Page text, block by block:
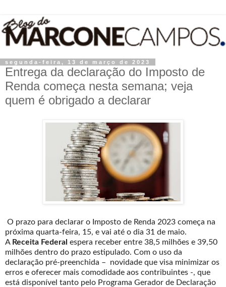
segunda-feira, 13 de março de 2023
Entrega da declaração do Imposto de
Renda começa nesta semana; veja
quem é obrigado a declarar
O prazo para declarar o Imposto de Renda 2023 começa na
próxima quarta-feira, 15, e vai até o dia 31 de maio.
A Receita Federal espera receber entre 38,5 milhões e 39,50
milhões dentro do prazo estipulado. Com o uso da
declaração pré-preenchida – novidade que visa minimizar os
erros e oferecer mais comodidade aos contribuintes -, que
está disponível tanto pelo Programa Gerador de Declaração